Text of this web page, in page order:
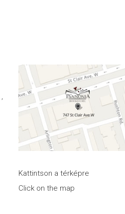
Kattintson a térképre
Click on the map